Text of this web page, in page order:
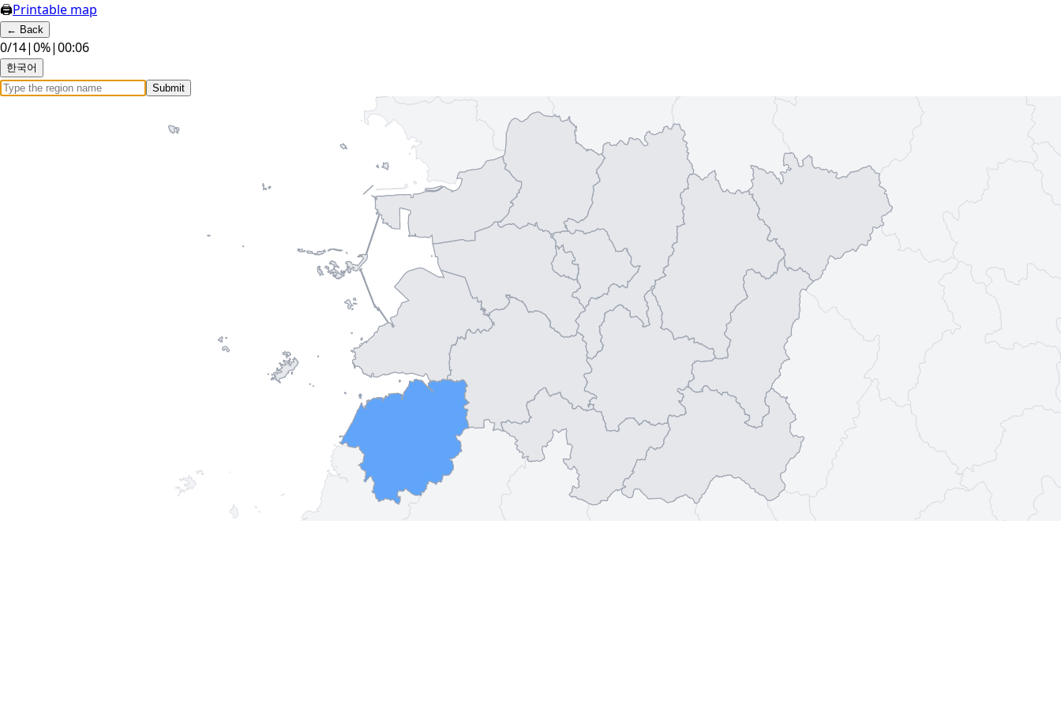
🖨Printable map
← Back
0/14|0%|00:07
한국어
Submit